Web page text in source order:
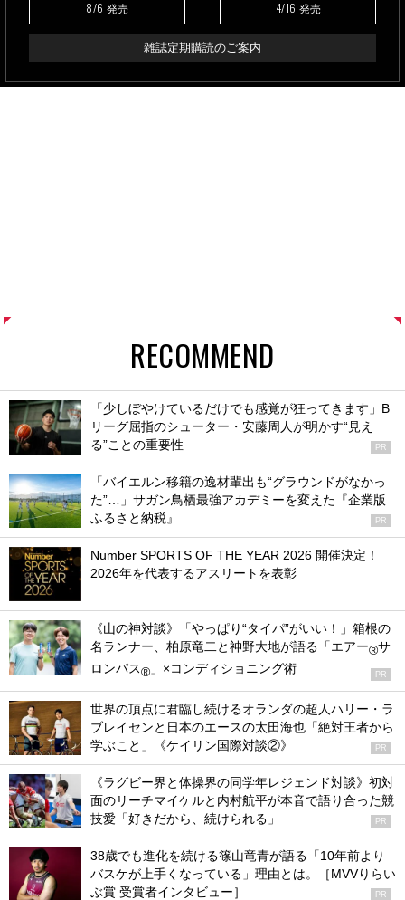
8/6 発売 4/16 発売
雑誌定期購読のご案内
RECOMMEND
「少しぼやけているだけでも感覚が狂ってきます」B
リーグ屈指のシューター・安藤周人が明かす“見え
る”ことの重要性
PR
「バイエルン移籍の逸材輩出も“グラウンドがなかっ
た”…」サガン鳥栖最強アカデミーを変えた『企業版
ふるさと納税』
PR
Number SPORTS OF THE YEAR 2026 開催決定！
2026年を代表するアスリートを表彰
《山の神対談》「やっぱり“タイパ”がいい！」箱根の
名ランナー、柏原竜二と神野大地が語る「エアー®サ
ロンパス® 」×コンディショニング術 PR
世界の頂点に君臨し続けるオランダの超人ハリー・ラ
ブレイセンと日本のエースの太田海也「絶対王者から
学ぶこと」《ケイリン国際対談②》
PR
《ラグビー界と体操界の同学年レジェンド対談》初対
面のリーチマイケルと内村航平が本音で語り合った競
技愛「好きだから、続けられる」
PR
38歳でも進化を続ける篠山竜青が語る「10年前より
バスケが上手くなっている」理由とは。［MVVりらい
ぶ賞 受賞者インタビュー］
PR